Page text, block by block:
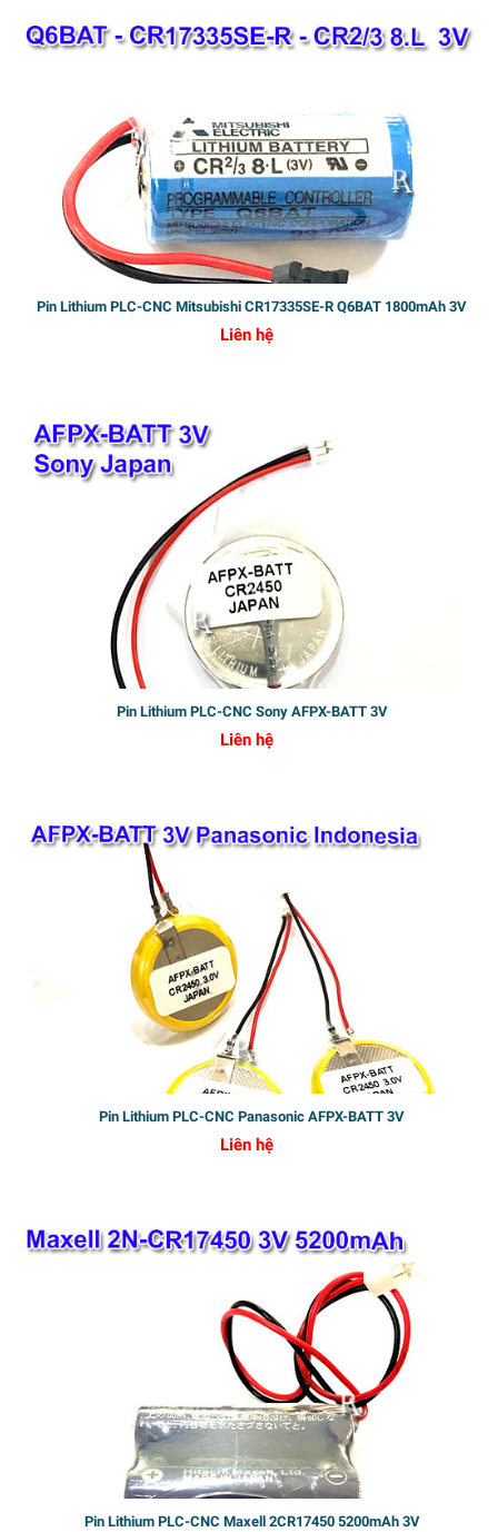
Pin Lithium PLC-CNC Mitsubishi CR17335SE-R Q6BAT 1800mAh 3V
Liên hệ
Pin Lithium PLC-CNC Sony AFPX-BATT 3V
Liên hệ
Pin Lithium PLC-CNC Panasonic AFPX-BATT 3V
Liên hệ
Pin Lithium PLC-CNC Maxell 2CR17450 5200mAh 3V